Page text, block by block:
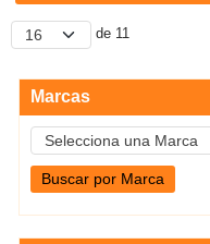
Marcas
de 11